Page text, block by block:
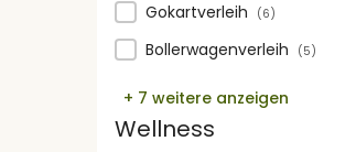
Gokartverleih (6)
Bollerwagenverleih (5)
+ 7 weitere anzeigen
Wellness